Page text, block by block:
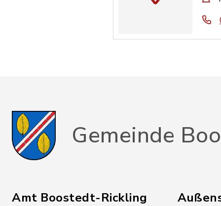
Gemeinde
Amt Boostedt-Rickling